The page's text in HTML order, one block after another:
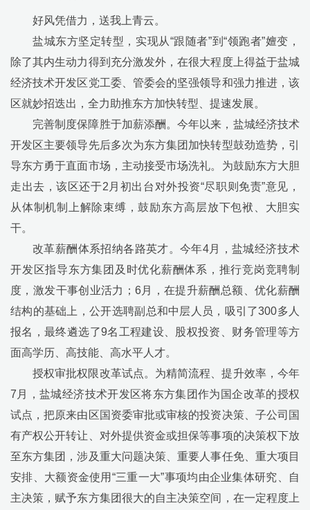
好风凭借力，送我上青云。
盐城东方坚定转型，实现从“跟随者”到“领跑者”嬗变，
除了其内生动力得到充分激发外，在很大程度上得益于盐城
经济技术开发区党工委、管委会的坚强领导和强力推进，该
区就妙招迭出，全力助推东方加快转型、提速发展。
完善制度保障胜于加薪添酬。今年以来，盐城经济技术
开发区主要领导先后多次为东方集团加快转型鼓劲造势，引
导东方勇于直面市场，主动接受市场洗礼。为鼓励东方大胆
走出去，该区还于2 月初出台对外投资“尽职则免责”意见，
从体制机制上解除束缚，鼓励东方高层放下包袱、大胆实
干。
改革薪酬体系招纳各路英才。今年4月，盐城经济技术
开发区指导东方集团及时优化薪酬体系，推行竞岗竞聘制
度，激发干事创业活力； 6月，在提升薪酬总额、优化薪酬
结构的基础上，公开选聘副总和中层人员，吸引了300多人
报名，最终遴选了9名工程建设、股权投资、财务管理等方
面高学历、高技能、高水平人才。
授权审批权限改革试点。为精简流程、提升效率，今年
7 月，盐城经济技术开发区将东方集团作为国企改革的授权
试点，把原来由区国资委审批或审核的投资决策、子公司国
有产权公开转让、对外提供资金或担保等事项的决策权下放
至东方集团，涉及重大问题决策、重要人事任免、重大项目
安排、大额资金使用 “三重一大”事项均由企业集体研究、自
主决策，赋予东方集团很大的自主决策空间，在一定程度上